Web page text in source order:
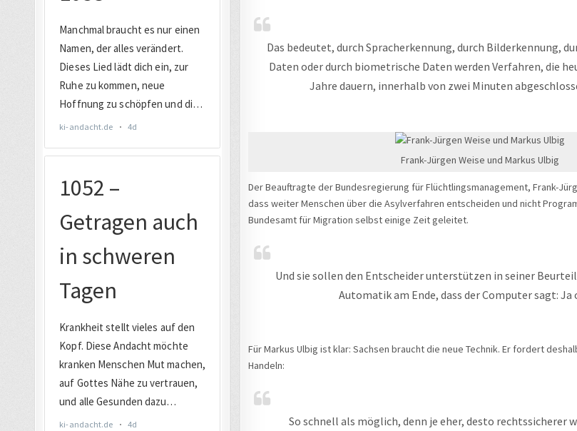
Das bedeutet, durch Spracherkennung, durch Bilderkennung,
Daten oder durch biometrische Daten werden Verfahren, die
Jahre dauern, innerhalb von zwei Minuten
Frank-Jürgen Weise und Markus Ulbig
Der Beauftragte der Bundesregierung für Flüchtlingsmanagement, Frank-
dass weiter Menschen über die Asylverfahren entscheiden und nicht
Bundesamt für Migration selbst einige Zeit geleitet.
Und sie sollen den Entscheider unterstützen in seiner
Automatik am Ende, dass der Computer sagt: Ja
Für Markus Ulbig ist klar: Sachsen braucht die neue Technik. Er fordert
Handeln:
So schnell als möglich, denn je eher, desto rechtssicherer